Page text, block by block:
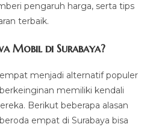
pengaruh harga, serta tips
terbaik.
Mobil di Surabaya?
menjadi alternatif populer
memiliki kendali
Berikut beberapa alasan
empat di Surabaya bisa